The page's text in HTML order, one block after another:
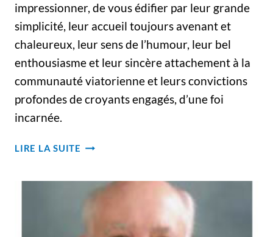
impressionner, de vous édifier par leur grande
simplicité, leur accueil toujours avenant et
chaleureux, leur sens de l’humour, leur bel
enthousiasme et leur sincère attachement à la
communauté viatorienne et leurs convictions
profondes de croyants engagés, d’une foi
incarnée.
LIRE LA SUITE 25E
AU
LA